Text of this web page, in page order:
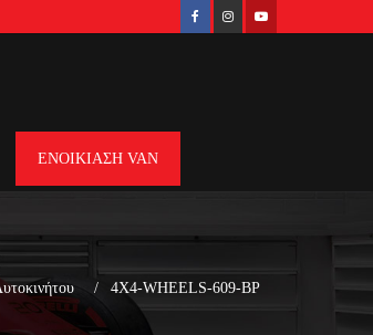
ΕΝΟΙΚΙΑΣΗ VAN
4X4-WHEELS-609-BP